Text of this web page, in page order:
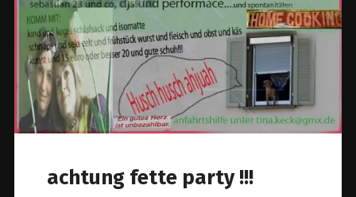
achtung fette party !!!